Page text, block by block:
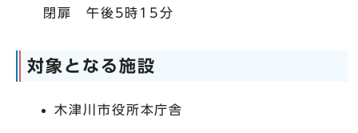
閉扉 午後5時15分
対象となる施設
木津川市役所本庁舎